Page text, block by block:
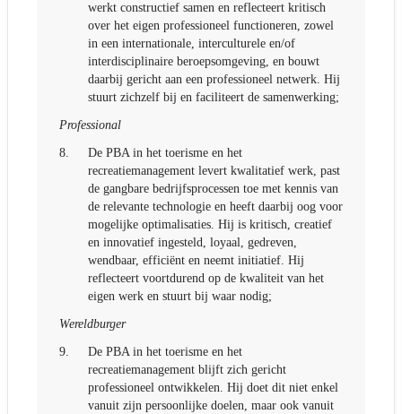
werkt constructief samen en reflecteert kritisch
over het eigen professioneel functioneren, zowel
in een internationale, interculturele en/of
interdisciplinaire beroepsomgeving, en bouwt
daarbij gericht aan een professioneel netwerk. Hij
stuurt zichzelf bij en faciliteert de samenwerking;
Professional
8.
De PBA in het toerisme en het
recreatiemanagement levert kwalitatief werk, past
de gangbare bedrijfsprocessen toe met kennis van
de relevante technologie en heeft daarbij oog voor
mogelijke optimalisaties. Hij is kritisch, creatief
en innovatief ingesteld, loyaal, gedreven,
wendbaar, efficiënt en neemt initiatief. Hij
reflecteert voortdurend op de kwaliteit van het
eigen werk en stuurt bij waar nodig;
Wereldburger
9.
De PBA in het toerisme en het
recreatiemanagement blijft zich gericht
professioneel ontwikkelen. Hij doet dit niet enkel
vanuit zijn persoonlijke doelen, maar ook vanuit